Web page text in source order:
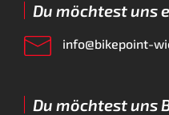
Du möchtest uns
info@bikepoint-
Du möchtest uns